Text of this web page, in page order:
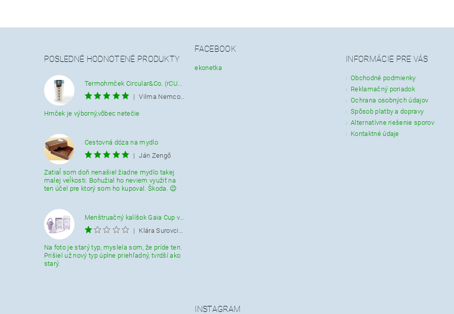
POSLEDNÉ HODNOTENÉ PRODUKTY
|
Vilma Nemcová
Hrnček je výborný,vôbec netečie
Cestovná dóza na mydlo
|
Ján Zengő
Zatiaĺ som doň nenašiel žiadne mydlo takej
malej veĺkosti. Bohužial ho neviem využiť na
ten účel pre ktorý som ho kupoval. Škoda. 😉
|
Klára Surovcikova
Na foto je starý typ, myslela som, že príde ten.
Prišiel už nový typ úplne priehľadný, tvrdší ako
starý.
FACEBOOK
ekonetka
INFORMÁCIE PRE VÁS
Obchodné podmienky
Reklamačný poriadok
Ochrana osobných údajov
Spôsob platby a dopravy
Alternatívne riešenie sporov
Kontaktné údaje
INSTAGRAM